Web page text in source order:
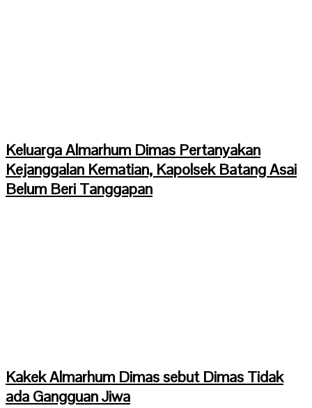
Keluarga Almarhum Dimas Pertanyakan
Kejanggalan Kematian, Kapolsek Batang Asai
Belum Beri Tanggapan
Kakek Almarhum Dimas sebut Dimas Tidak
ada Gangguan Jiwa